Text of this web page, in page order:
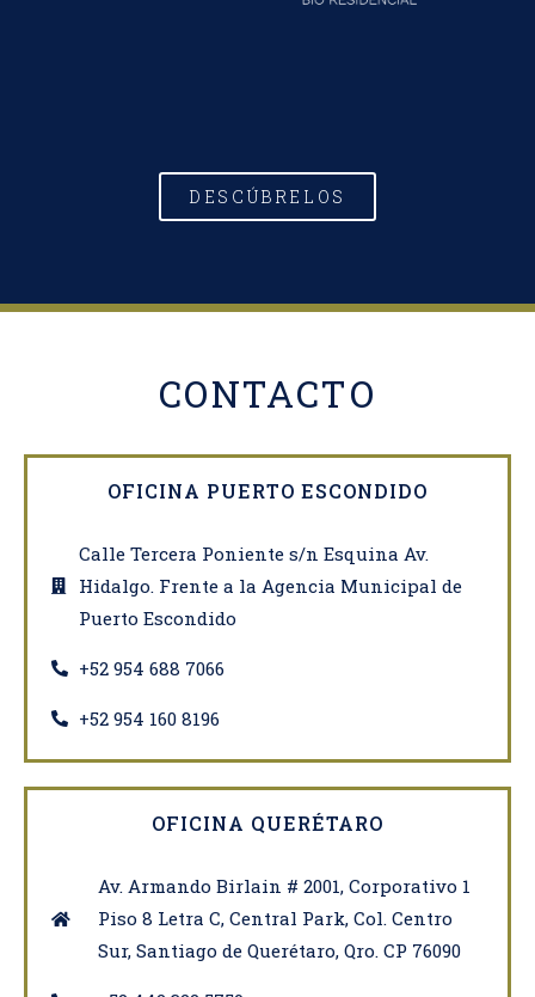
DESCÚBRELOS
CONTACTO​
OFICINA PUERTO ESCONDIDO
Calle Tercera Poniente s/n Esquina Av.
Hidalgo. Frente a la Agencia Municipal de
Puerto Escondido
‎+52 954 688 7066
+52 954 160 8196
OFICINA QUERÉTARO
Av. Armando Birlain # 2001, Corporativo 1
Piso 8 Letra C, Central Park, Col. Centro
Sur, Santiago de Querétaro, Qro. CP 76090